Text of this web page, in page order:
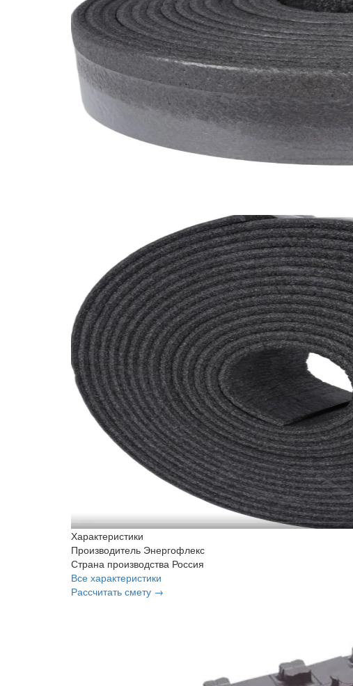
Характеристики
Производитель Энергофлекс
Страна производства Россия
Все характеристики
Рассчитать смету →